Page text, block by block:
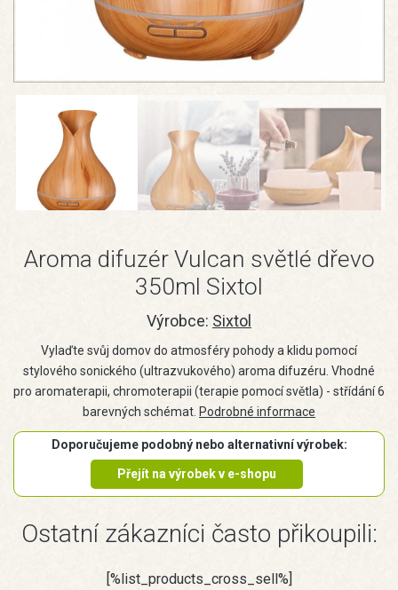
Aroma difuzér Vulcan světlé dřevo
350ml Sixtol
Výrobce: Sixtol
Vylaďte svůj domov do atmosféry pohody a klidu pomocí
stylového sonického (ultrazvukového) aroma difuzéru. Vhodné
pro aromaterapii, chromoterapii (terapie pomocí světla) - střídání 6
barevných schémat. Podrobné informace
Doporučujeme podobný nebo alternativní výrobek:
Přejít na výrobek v e-shopu
Ostatní zákazníci často přikoupili:
[%list_products_cross_sell%]